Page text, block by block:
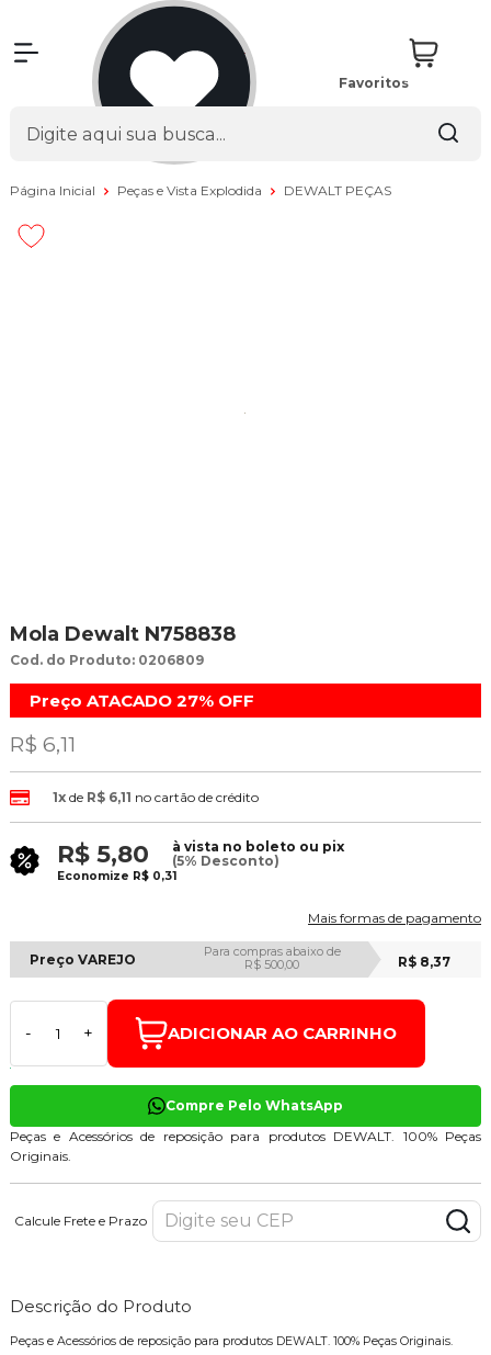
Favoritos
Página Inicial Peças e Vista Explodida DEWALT PEÇAS
Mola Dewalt N758838
Cod. do Produto: 0206809
Preço ATACADO 27% OFF
R$ 6,11
1xde R$ 6,11 no cartão de crédito
R$ 5,80
à vista no boleto ou pix
(5% Desconto)
Economize R$ 0,31
Mais formas de pagamento
Preço VAREJO
Para compras abaixo de
R$ 500,00
R$ 8,37
- + ADICIONAR AO CARRINHO
Compre Pelo WhatsApp
Peças e Acessórios de reposição para produtos DEWALT. 100% Peças
Originais.
Calcule Frete e Prazo
Descrição do Produto
Peças e Acessórios de reposição para produtos DEWALT. 100% Peças Originais.